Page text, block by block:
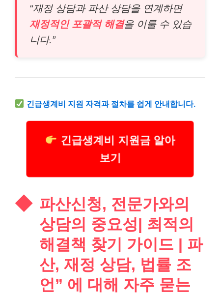
“재정 상담과 파산 상담을 연계하면
재정적인 포괄적 해결을 이룰 수 있습
니다.”
긴급생계비 지원 자격과 절차를 쉽게 안내합니다.
긴급생계비 지원금 알아
보기
파산신청, 전문가와의
상담의 중요성| 최적의
해결책 찾기 가이드 | 파
산, 재정 상담, 법률 조
언” 에 대해 자주 묻는